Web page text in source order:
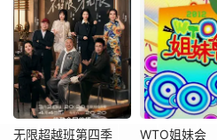
无限超越班第四季 WTO姐妹会